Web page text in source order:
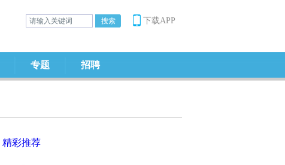
下载APP
专题 招聘
精彩推荐